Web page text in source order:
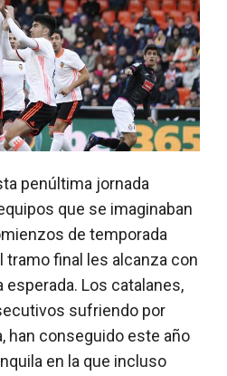
penúltima jornada
que se imaginaban
de temporada
tramo final les alcanza con
Los catalanes,
sufriendo por
han conseguido este año
en la que incluso